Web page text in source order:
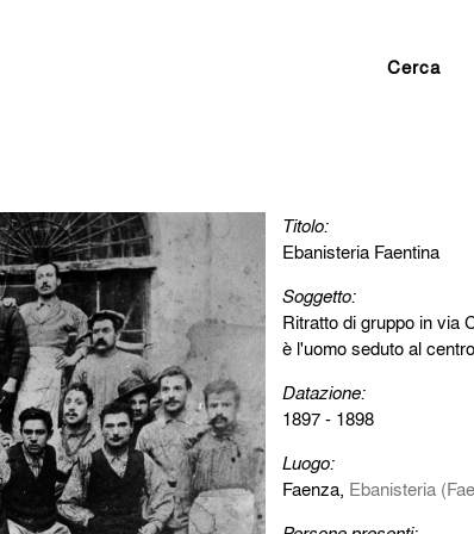
Cerca
Titolo:
Ebanisteria Faentina
Soggetto:
Ritratto di gruppo in via
è l'uomo seduto al
Datazione:
1897 - 1898
Luogo:
Faenza, Ebanisteria